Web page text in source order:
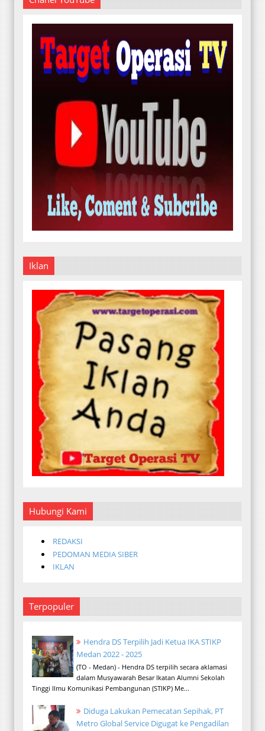
Iklan
Hubungi Kami
REDAKSI
PEDOMAN MEDIA SIBER
IKLAN
Terpopuler
Hendra DS Terpilih Jadi Ketua IKA STIKP
Medan 2022 - 2025
(TO - Medan) - Hendra DS terpilih secara aklamasi
dalam Musyawarah Besar Ikatan Alumni Sekolah
Tinggi Ilmu Komunikasi Pembangunan (STIKP) Me...
Diduga Lakukan Pemecatan Sepihak, PT
Metro Global Service Digugat ke Pengadilan